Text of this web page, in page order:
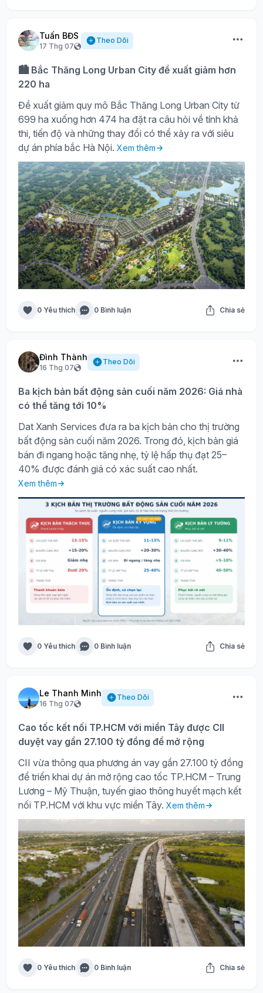
Tuấn BĐS
17 Thg 07
Theo Dõi
🏙️ Bắc Thăng Long Urban City đề xuất giảm hơn
220 ha
Đề xuất giảm quy mô Bắc Thăng Long Urban City từ
699 ha xuống hơn 474 ha đặt ra câu hỏi về tính khả
thi, tiến độ và những thay đổi có thể xảy ra với siêu
dự án phía bắc Hà Nội. Xem thêm
0 Yêu thích 0 Bình luận Chia sẻ
Đình Thành
16 Thg 07
Theo Dõi
Ba kịch bản bất động sản cuối năm 2026: Giá nhà
có thể tăng tới 10%
Dat Xanh Services đưa ra ba kịch bản cho thị trường
bất động sản cuối năm 2026. Trong đó, kịch bản giá
bán đi ngang hoặc tăng nhẹ, tỷ lệ hấp thụ đạt 25–
40% được đánh giá có xác suất cao nhất.
Xem thêm
0 Yêu thích 0 Bình luận Chia sẻ
Le Thanh Minh
16 Thg 07
Theo Dõi
Cao tốc kết nối TP.HCM với miền Tây được CII
duyệt vay gần 27.100 tỷ đồng để mở rộng
CII vừa thông qua phương án vay gần 27.100 tỷ đồng
để triển khai dự án mở rộng cao tốc TP.HCM – Trung
Lương – Mỹ Thuận, tuyến giao thông huyết mạch kết
nối TP.HCM với khu vực miền Tây. Xem thêm
0 Yêu thích 0 Bình luận Chia sẻ